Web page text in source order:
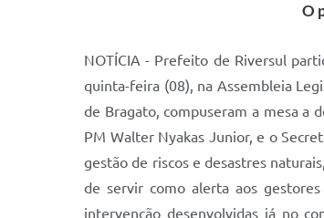
O
NOTÍCIA - Prefeito de Riversul
quinta-feira (08), na Assembleia
de Bragato, compuseram a mesa a
PM Walter Nyakas Junior, e o
gestão de riscos e desastres
de servir como alerta aos gestores
intervenção desenvolvidas já no